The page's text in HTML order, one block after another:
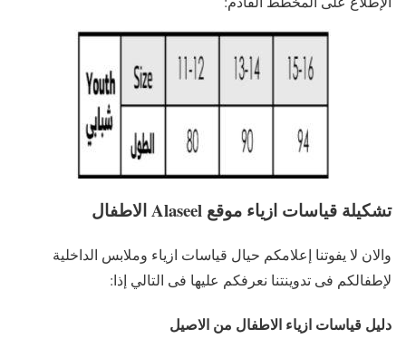
تشكيلة قياسات ازياء موقع Alaseel الاطفال
والان لا يفوتنا إعلامكم حيال قياسات ازياء وملابس الداخلية
لإطفالكم فى تدوينتنا نعرفكم عليها فى التالي إذا:
دليل قياسات ازياء الاطفال من الاصيل